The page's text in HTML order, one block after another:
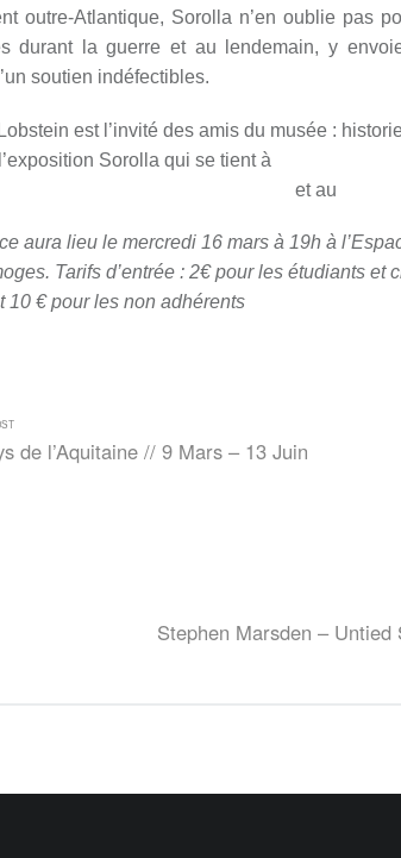
outre-Atlantique, Sorolla n’en oublie pas
durant la guerre et au lendemain, y
soutien indéfectibles.
est l’invité des amis du musée :
Sorolla qui se tient à
et au
lieu le mercredi 16 mars à 19h à
Tarifs d’entrée : 2€ pour les étudiants et
10 € pour les non adhérents
de l’Aquitaine // 9 Mars – 13 Juin
Stephen Marsden –